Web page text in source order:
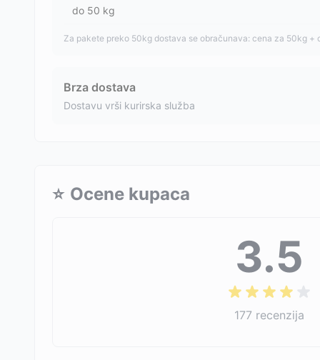
do 50 kg
Za pakete preko 50kg dostava se obračunava: cena za 50kg +
Brza dostava
Dostavu vrši kurirska služba
⭐ Ocene kupaca
3.5
177 recenzija